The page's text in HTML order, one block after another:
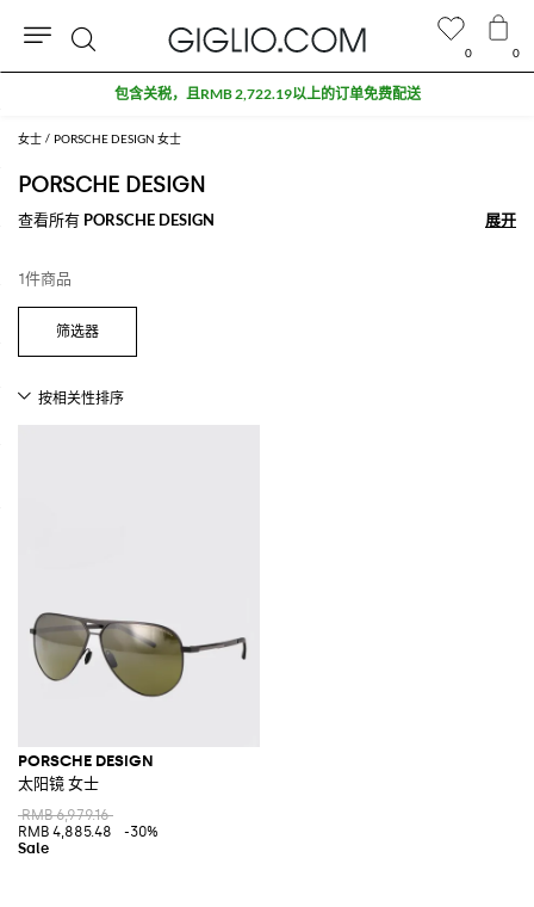
女士 PORSCHE DESIGN 女士
PORSCHE DESIGN
查看所有 PORSCHE DESIGN 展开
展开
1件商品
PORSCHE DESIGN
太阳镜 女士
RMB 6,979.16
RMB 4,885.48
-30%
0 0
包含关税，且RMB 2,722.19以上的订单免费配送